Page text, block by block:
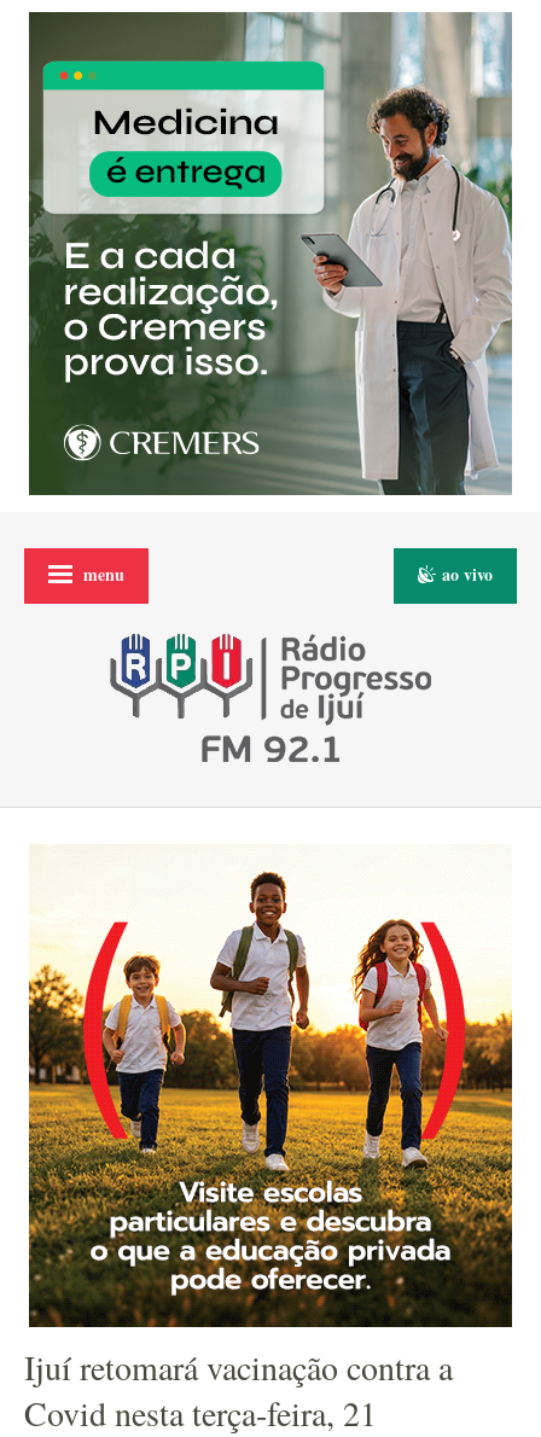
menu ao vivo
Ijuí retomará vacinação contra a
Covid nesta terça-feira, 21